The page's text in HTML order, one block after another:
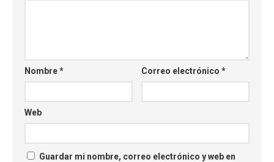
Nombre* Correo electrónico*
Web
Guardar mi nombre, correo electrónico y web en